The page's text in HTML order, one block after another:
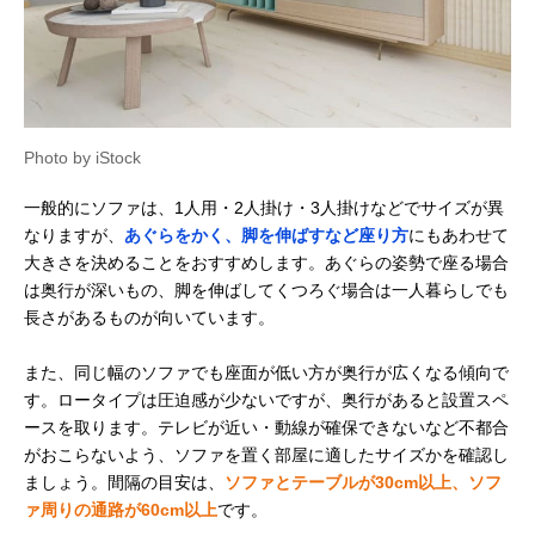
Photo by iStock
一般的にソファは、1人用・2人掛け・3人掛けなどでサイズが異
なりますが、 あぐらをかく、脚を伸ばすなど座り方にもあわせて
大きさを決めることをおすすめします。あぐらの姿勢で座る場合
は奥行が深いもの、脚を伸ばしてくつろぐ場合は一人暮らしでも
長さがあるものが向いています。
また、同じ幅のソファでも座面が低い方が奥行が広くなる傾向で
す。ロータイプは圧迫感が少ないですが、奥行があると設置スペ
ースを取ります。テレビが近い・動線が確保できないなど不都合
がおこらないよう、ソファを置く部屋に適したサイズかを確認し
ましょう。間隔の目安は、
ソファとテーブルが30cm以上、ソフ
ァ周りの通路が60cm以上です。